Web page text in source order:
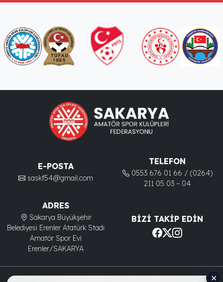
E-POSTA
saskf54@gmail.com
TELEFON
0553 676 01 66 / (0264)
211 05 03 – 04
ADRES
Sakarya Büyükşehir
Belediyesi Erenler Atatürk Stadı
Amatör Spor Evi
Erenler/SAKARYA
BIZI TAKIP EDIN
✕